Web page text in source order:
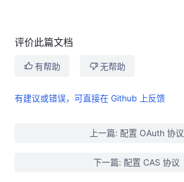
评价此篇文档
有帮助 无帮助
有建议或错误，可直接在 Github 上反馈
上一篇: 配置 OAuth 协议
下一篇: 配置 CAS 协议